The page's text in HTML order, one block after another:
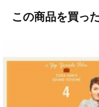
この商品を買っ